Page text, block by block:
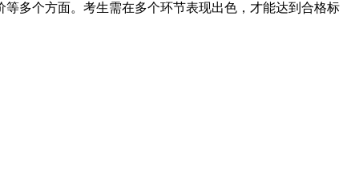
多个方面。考生需在多个环节表现出色，才能达到合格标